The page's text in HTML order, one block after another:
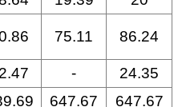
75.11 86.24
-
24.35
647.67
647.67